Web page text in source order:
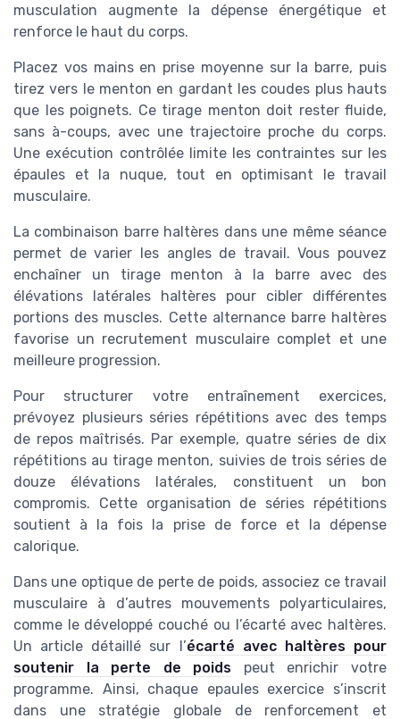
musculation augmente la dépense énergétique et
renforce le haut du corps.
Placez vos mains en prise moyenne sur la barre, puis
tirez vers le menton en gardant les coudes plus hauts
que les poignets. Ce tirage menton doit rester fluide,
sans à-coups, avec une trajectoire proche du corps.
Une exécution contrôlée limite les contraintes sur les
épaules et la nuque, tout en optimisant le travail
musculaire.
La combinaison barre haltères dans une même séance
permet de varier les angles de travail. Vous pouvez
enchaîner un tirage menton à la barre avec des
élévations latérales haltères pour cibler différentes
portions des muscles. Cette alternance barre haltères
favorise un recrutement musculaire complet et une
meilleure progression.
Pour structurer votre entraînement exercices,
prévoyez plusieurs séries répétitions avec des temps
de repos maîtrisés. Par exemple, quatre séries de dix
répétitions au tirage menton, suivies de trois séries de
douze élévations latérales, constituent un bon
compromis. Cette organisation de séries répétitions
soutient à la fois la prise de force et la dépense
calorique.
Dans une optique de perte de poids, associez ce travail
musculaire à d’autres mouvements polyarticulaires,
comme le développé couché ou l’écarté avec haltères.
Un article détaillé sur l’écarté avec haltères pour
soutenir la perte de poids peut enrichir votre
programme. Ainsi, chaque epaules exercice s’inscrit
dans une stratégie globale de renforcement et